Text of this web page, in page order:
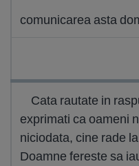
comunicarea asta
Cata rautate in
exprimati ca oameni
niciodata, cine rade
Doamne fereste sa